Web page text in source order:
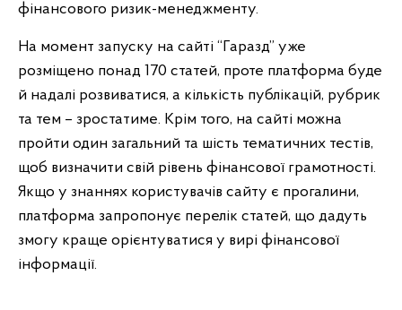
фінансового ризик-менеджменту.
На момент запуску на сайті “Гаразд” уже
розміщено понад 170 статей, проте платформа буде
й надалі розвиватися, а кількість публікацій, рубрик
та тем – зростатиме. Крім того, на сайті можна
пройти один загальний та шість тематичних тестів,
щоб визначити свій рівень фінансової грамотності.
Якщо у знаннях користувачів сайту є прогалини,
платформа запропонує перелік статей, що дадуть
змогу краще орієнтуватися у вирі фінансової
інформації.